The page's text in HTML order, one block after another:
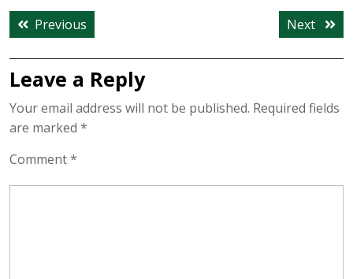
Post
navigation
Previous
post:
Next Next
post:
Leave a Reply
Your email address will not be published. Required fields
are marked *
Comment*